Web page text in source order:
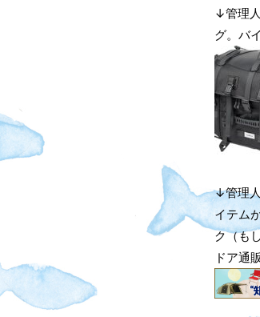
↓管理
グ。バ
↓管理
イテム
ク（も
ドア通